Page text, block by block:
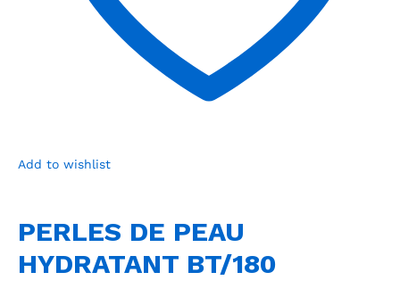
Add to wishlist
PERLES DE PEAU
HYDRATANT BT/180